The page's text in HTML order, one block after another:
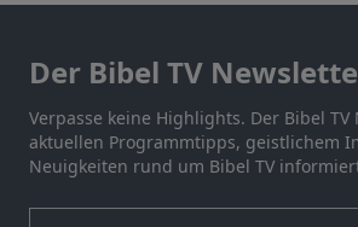
Der Bibel TV
Verpasse keine Highlights. Der Bibel
aktuellen Programmtipps, geistlichem
Neuigkeiten rund um Bibel TV